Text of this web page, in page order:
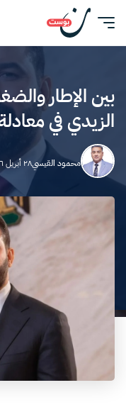
بين الإطار
الزيدي في
محمود القيسي٢٨ أبريل ٢٠٢٦